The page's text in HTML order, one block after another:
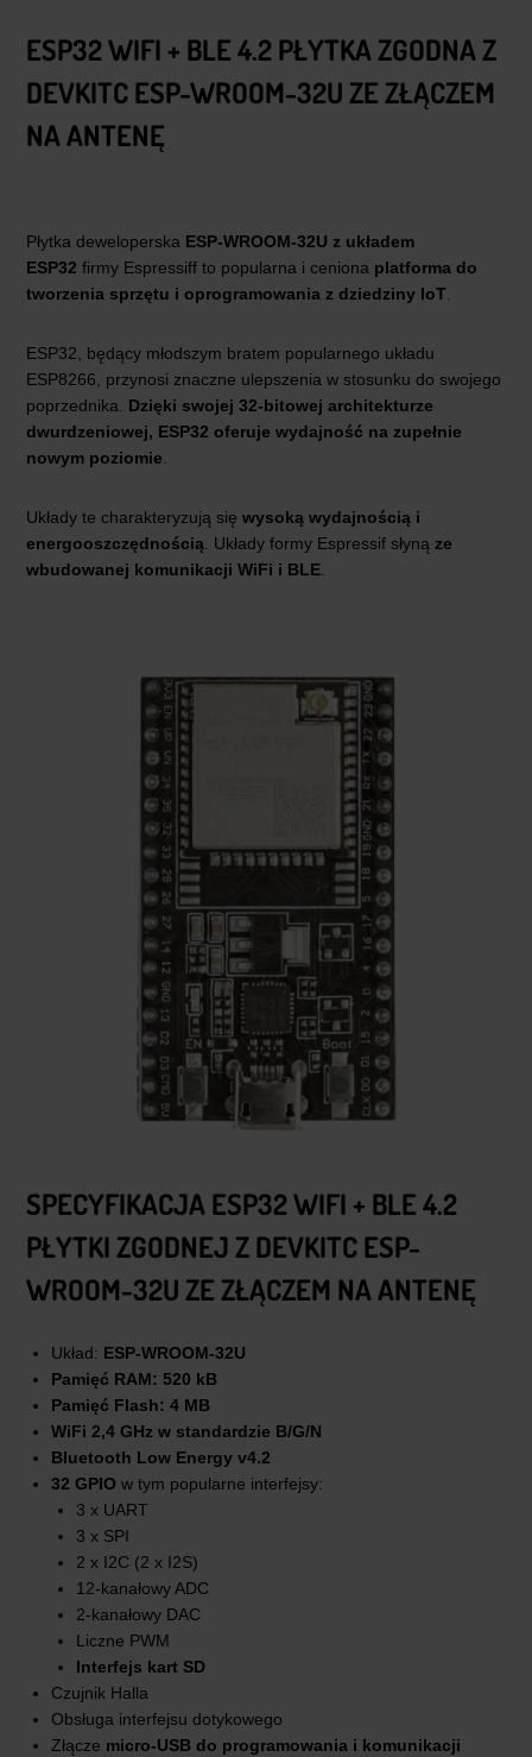
ESP32 WIFI + BLE 4.2 PŁYTKA ZGODNA Z
DEVKITC ESP-WROOM-32U ZE ZŁĄCZEM
NA ANTENĘ
Płytka deweloperska ESP-WROOM-32U z układem
ESP32 firmy Espressiff to popularna i ceniona platforma do
tworzenia sprzętu i oprogramowania z dziedziny IoT
ESP32, będący młodszym bratem popularnego układu
ESP8266, przynosi znaczne ulepszenia w stosunku do swojego
poprzednika. Dzięki swojej 32-bitowej architekturze
dwurdzeniowej, ESP32 oferuje wydajność na zupełnie
nowym poziomie
Układy te charakteryzują się wysoką wydajnością i
energooszczędnością . Układy formy Espressif słyną ze
wbudowanej komunikacji WiFi i BLE
SPECYFIKACJA ESP32 WIFI + BLE 4.2
PŁYTKI ZGODNEJ Z DEVKITC ESP-
WROOM-32U ZE ZŁĄCZEM NA ANTENĘ
Układ: ESP-WROOM-32U
Pamięć RAM: 520 kB
Pamięć Flash: 4 MB
WiFi 2,4 GHz w standardzie B/G/N
Bluetooth Low Energy v4.2
32 GPIO w tym popularne interfejsy:
3 x UART
3 x SPI
2 x I2C (2 x I2S)
12-kanałowy ADC
2-kanałowy DAC
Liczne PWM
Interfejs kart SD
Czujnik Halla
Obsługa interfejsu dotykowego
Złącze micro-USB do programowania i komunikacji